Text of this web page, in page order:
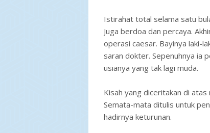
Istirahat total selama satu
Juga berdoa dan percaya.
operasi caesar. Bayinya laki-
saran dokter. Sepenuhnya ia
usianya yang tak lagi muda.
Kisah yang diceritakan di
Semata-mata ditulis untuk
hadirnya keturunan.